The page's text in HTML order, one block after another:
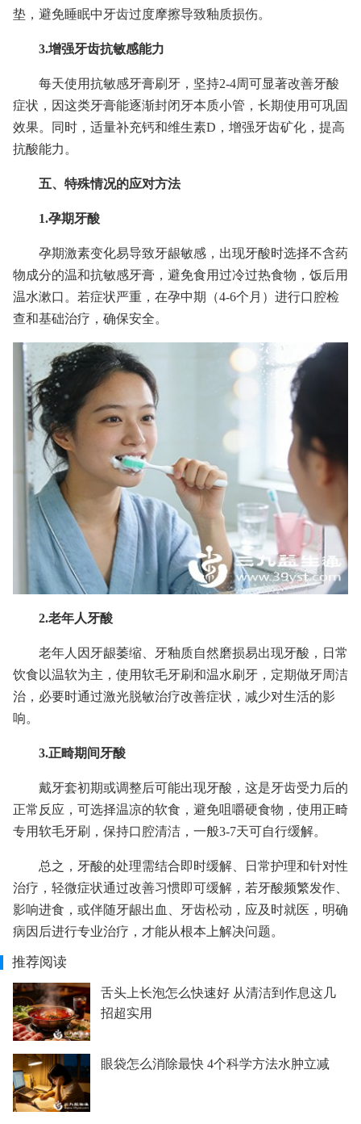
垫，避免睡眠中牙齿过度摩擦导致釉质损伤。
3.增强牙齿抗敏感能力
每天使用抗敏感牙膏刷牙，坚持2-4周可显著改善牙酸
症状，因这类牙膏能逐渐封闭牙本质小管，长期使用可巩固
效果。同时，适量补充钙和维生素D，增强牙齿矿化，提高
抗酸能力。
五、特殊情况的应对方法
1.孕期牙酸
孕期激素变化易导致牙龈敏感，出现牙酸时选择不含药
物成分的温和抗敏感牙膏，避免食用过冷过热食物，饭后用
温水漱口。若症状严重，在孕中期（4-6个月）进行口腔检
查和基础治疗，确保安全。
2.老年人牙酸
老年人因牙龈萎缩、牙釉质自然磨损易出现牙酸，日常
饮食以温软为主，使用软毛牙刷和温水刷牙，定期做牙周洁
治，必要时通过激光脱敏治疗改善症状，减少对生活的影
响。
3.正畸期间牙酸
戴牙套初期或调整后可能出现牙酸，这是牙齿受力后的
正常反应，可选择温凉的软食，避免咀嚼硬食物，使用正畸
专用软毛牙刷，保持口腔清洁，一般3-7天可自行缓解。
总之，牙酸的处理需结合即时缓解、日常护理和针对性
治疗，轻微症状通过改善习惯即可缓解，若牙酸频繁发作、
影响进食，或伴随牙龈出血、牙齿松动，应及时就医，明确
病因后进行专业治疗，才能从根本上解决问题。
推荐阅读
舌头上长泡怎么快速好 从清洁到作息这几
招超实用
眼袋怎么消除最快 4个科学方法水肿立减